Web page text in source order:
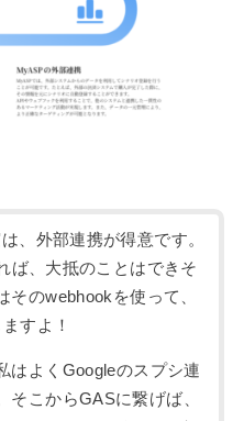
、外部連携が得意です。
ば、大抵のことはできそ
そのwebhookを使って、
すよ！
はよくGoogleのスプシ連
そこからGASに繋げば、